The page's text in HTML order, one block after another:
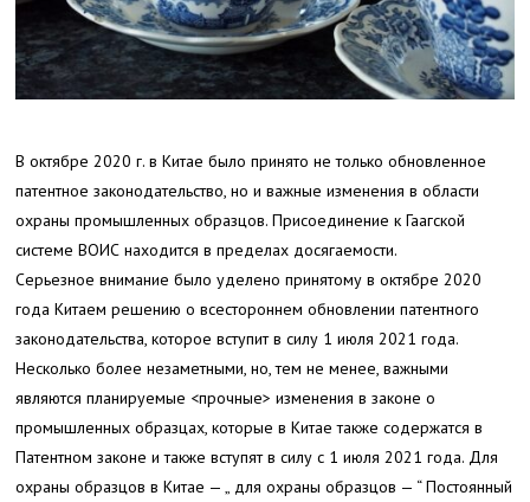
В октябре 2020 г. в Китае было принято не только обновленное
патентное законодательство, но и важные изменения в области
охраны промышленных образцов. Присоединение к Гаагской
системе ВОИС находится в пределах досягаемости.
Серьезное внимание было уделено принятому в октябре 2020
года Китаем решению о всестороннем обновлении патентного
законодательства, которое вступит в силу 1 июля 2021 года.
Несколько более незаметными, но, тем не менее, важными
являются планируемые <прочные> изменения в законе о
промышленных образцах, которые в Китае также содержатся в
Патентном законе и также вступят в силу с 1 июля 2021 года. Для
охраны образцов в Китае — „ для охраны образцов — “ Постоянный